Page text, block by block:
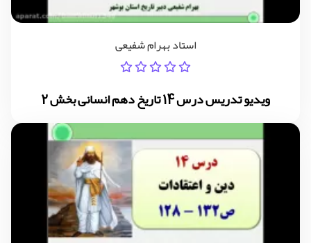
استاد بهرام شفیعی
ویدیو تدریس درس 14 تاریخ دهم انسانی بخش 2